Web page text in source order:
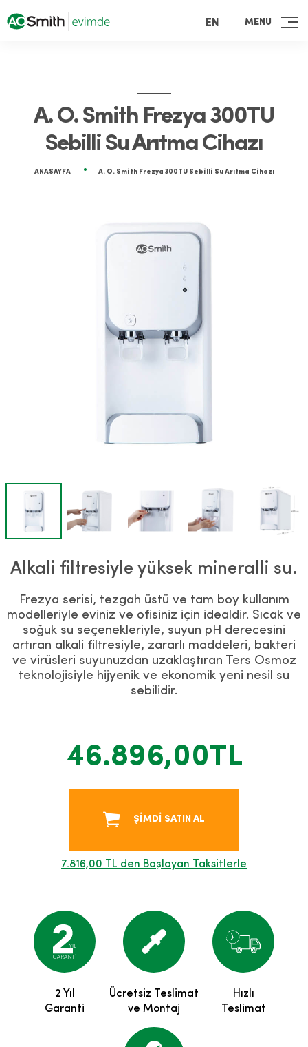
EN MENU
A. O. Smith Frezya 300TU
Sebilli Su Arıtma Cihazı
ANASAYFA A. O. Smith Frezya 300TU Sebilli Su Arıtma Cihazı
Alkali filtresiyle yüksek mineralli su.
Frezya serisi, tezgah üstü ve tam boy kullanım
modelleriyle eviniz ve ofisiniz için idealdir. Sıcak ve
soğuk su seçenekleriyle, suyun pH derecesini
artıran alkali filtresiyle, zararlı maddeleri, bakteri
ve virüsleri suyunuzdan uzaklaştıran Ters Osmoz
teknolojisiyle hijyenik ve ekonomik yeni nesil su
sebilidir.
46.896,00TL
ŞİMDİ SATIN AL
7.816,00 TL den Başlayan Taksitlerle
2 Yıl
Garanti
Ücretsiz Teslimat
ve Montaj
Hızlı
Teslimat